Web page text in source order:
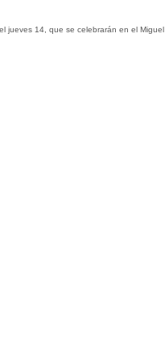
jueves 14, que se celebrarán en el Miguel